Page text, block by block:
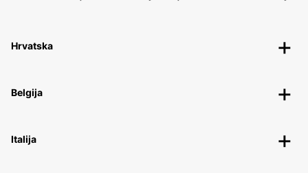
Hrvatska
Belgija
Italija